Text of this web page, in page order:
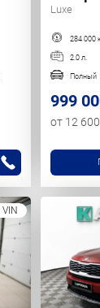
Luxe
284 000
2.0 л.
Полный
999
от 12
VIN